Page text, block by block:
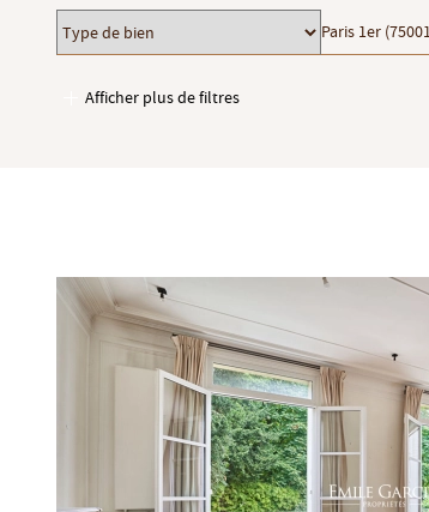
Type
de
bien
Paris 1er
Afficher plus de filtres
Garages / Parking
Terrasse
Jardin